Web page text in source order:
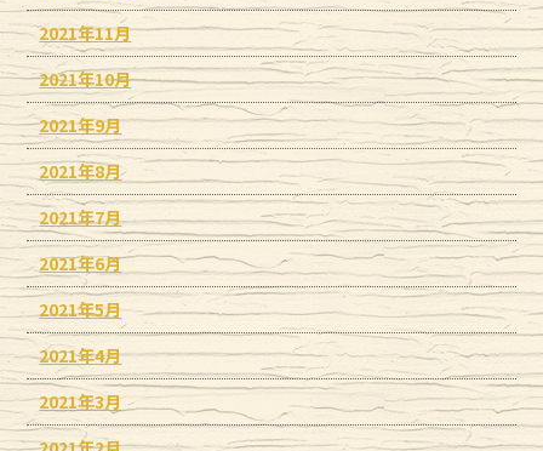
2021年11月
2021年10月
2021年9月
2021年8月
2021年7月
2021年6月
2021年5月
2021年4月
2021年3月